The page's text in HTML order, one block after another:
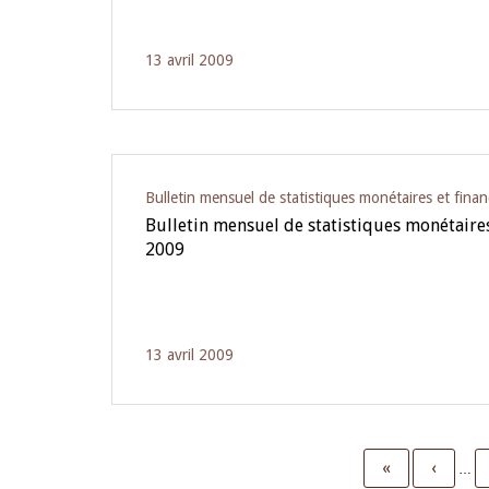
13 avril 2009
Bulletin mensuel de statistiques monétaires et
Bulletin mensuel de statistiques
2009
13 avril 2009
First
« ‹ …